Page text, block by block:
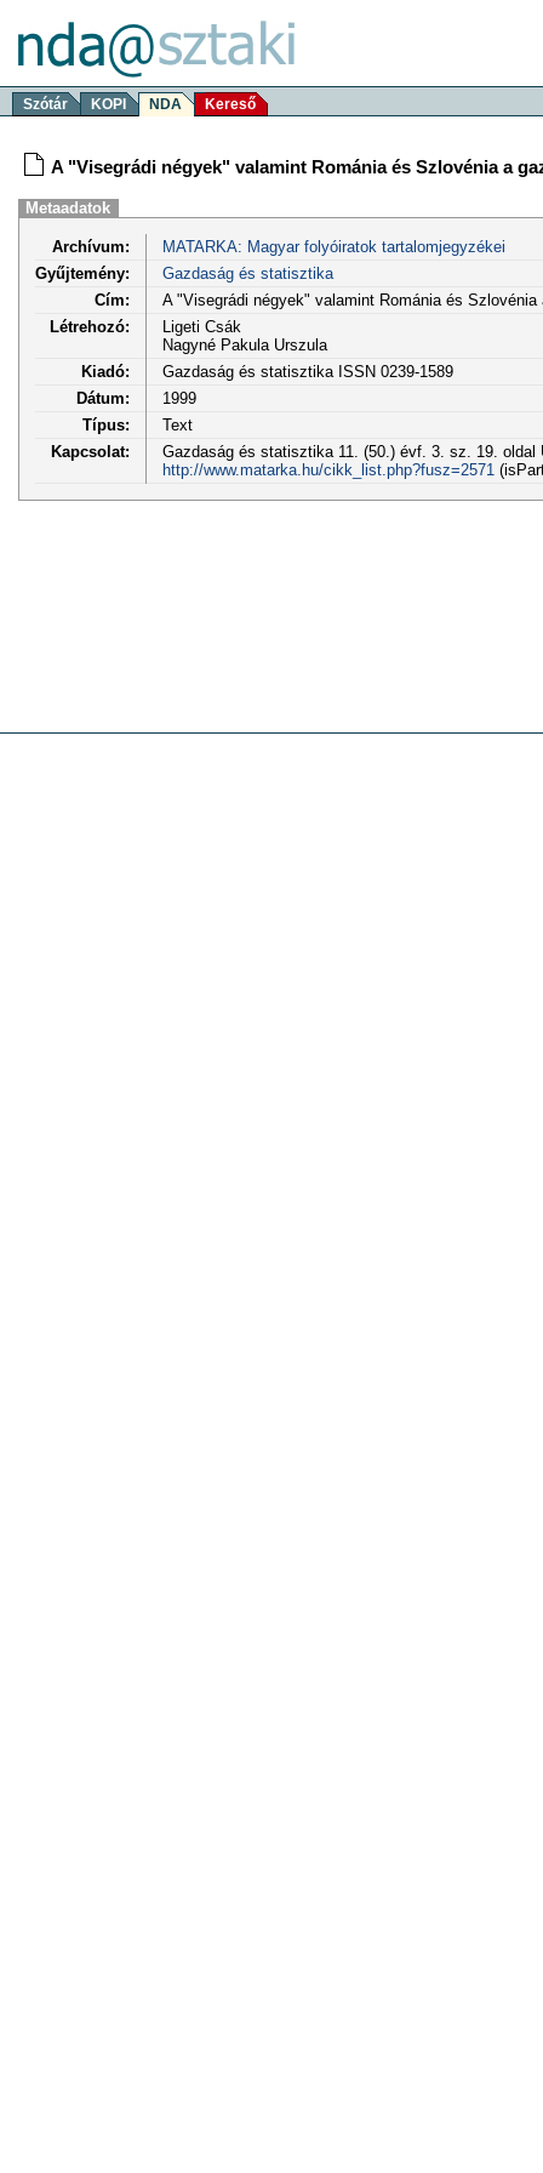
Szótár KOPI NDA Kereső
A "Visegrádi négyek" valamint Románia és Szlovénia a
Metaadatok
Archívum:
MATARKA: Magyar folyóiratok tartalomjegyzékei
Gyűjtemény:
Gazdaság és statisztika
Cím:
A "Visegrádi négyek" valamint Románia és
Létrehozó:
Ligeti Csák
Nagyné Pakula Urszula
Kiadó:
Gazdaság és statisztika ISSN 0239-1589
Dátum:
1999
Típus:
Text
Kapcsolat:
Gazdaság és statisztika 11. (50.) évf. 3. sz. 19. oldal
http://www.matarka.hu/cikk_list.php?fusz=2571